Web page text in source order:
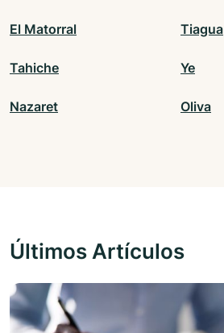
El Matorral Tiagua
Tahiche Ye
Nazaret Oliva
Últimos Artículos